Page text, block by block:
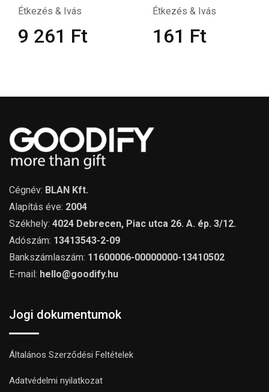
Étkezés & Ivás
9 261 Ft
Étkezés & Ivás
161 Ft
Cégnév: BLAN Kft.
Alapítás éve: 2004
Székhely: 4024 Debrecen, Piac utca 26. A. ép. 3/12.
Adószám: 13413543-2-09
Bankszámlaszám: 11600006-00000000-13410502
E-mail: hello@goodify.hu
Jogi dokumentumok
Általános Szerződési Feltételek
Adatvédelmi nyilatkozat